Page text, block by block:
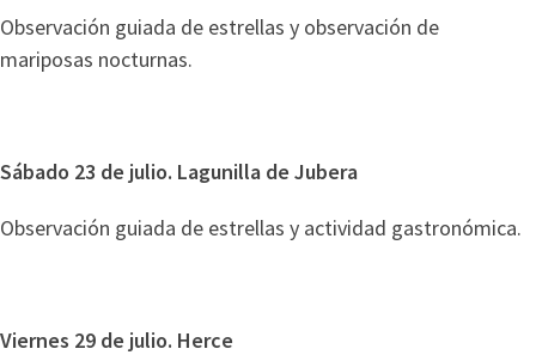
Observación guiada de estrellas y observación de
mariposas nocturnas.
Sábado 23 de julio. Lagunilla de Jubera
Observación guiada de estrellas y actividad gastronómica.
Viernes 29 de julio. Herce